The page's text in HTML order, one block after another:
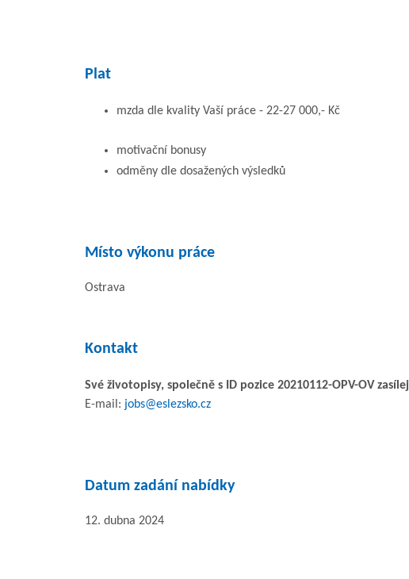
Plat
mzda dle kvality Vaší práce - 22-27 000,- Kč
motivační bonusy
odměny dle dosažených výsledků
Místo výkonu práce
Ostrava
Kontakt
Své životopisy, společně s ID pozice 20210112-OPV-OV
E-mail: jobs@eslezsko.cz
Datum zadání nabídky
12. dubna 2024